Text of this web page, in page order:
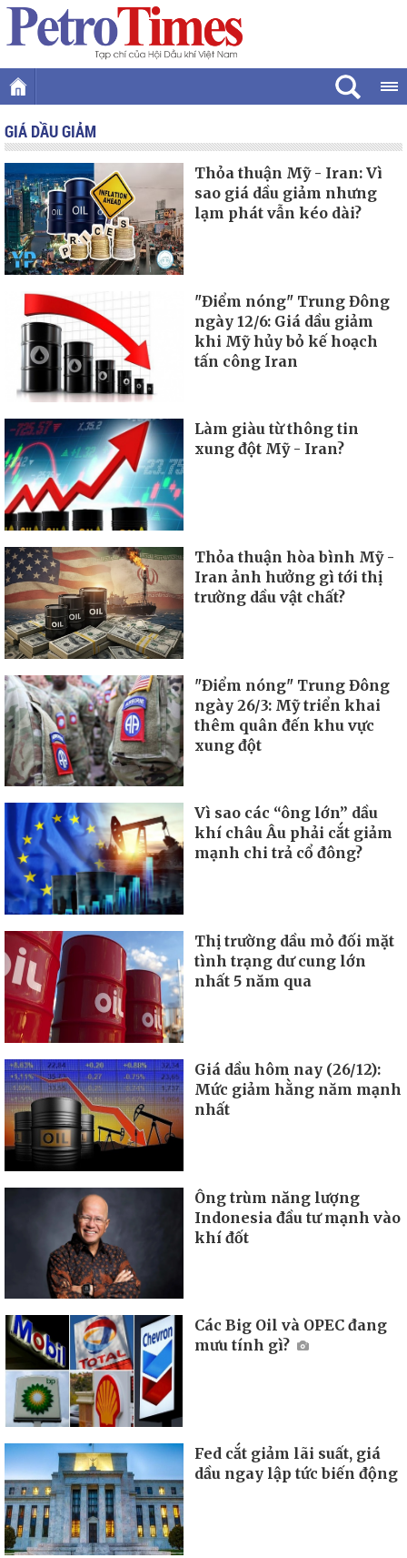
GIÁ DẦU GIẢM
Thỏa thuận Mỹ - Iran: Vì
sao giá dầu giảm nhưng
lạm phát vẫn kéo dài?
"Điểm nóng" Trung Đông
ngày 12/6: Giá dầu giảm
khi Mỹ hủy bỏ kế hoạch
tấn công Iran
Làm giàu từ thông tin
xung đột Mỹ - Iran?
Thỏa thuận hòa bình Mỹ -
Iran ảnh hưởng gì tới thị
trường dầu vật chất?
"Điểm nóng" Trung Đông
ngày 26/3: Mỹ triển khai
thêm quân đến khu vực
xung đột
Vì sao các “ông lớn” dầu
khí châu Âu phải cắt giảm
mạnh chi trả cổ đông?
Thị trường dầu mỏ đối mặt
tình trạng dư cung lớn
nhất 5 năm qua
Giá dầu hôm nay (26/12):
Mức giảm hằng năm mạnh
nhất
Ông trùm năng lượng
Indonesia đầu tư mạnh vào
khí đốt
Các Big Oil và OPEC đang
mưu tính gì?
Fed cắt giảm lãi suất, giá
dầu ngay lập tức biến động